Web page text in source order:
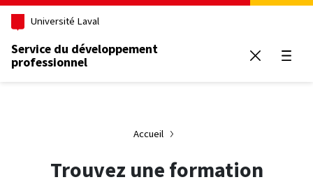
Aller au contenu principal
Université Laval
Service du développement
professionnel
Accueil
Trouvez une formation